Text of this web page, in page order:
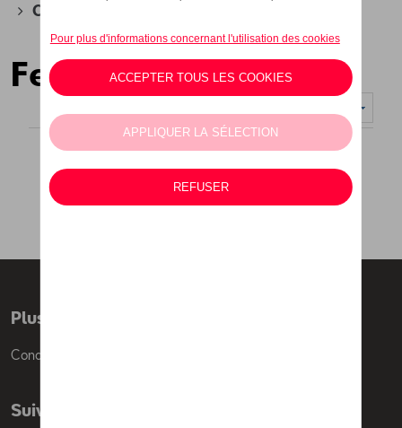
CUPRA
Femmes
Plus d'informations
Conditions de vente
Suivez nous